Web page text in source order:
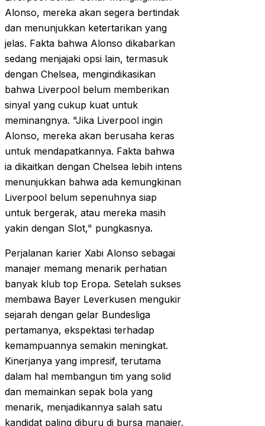
Alonso, mereka akan segera bertindak
dan menunjukkan ketertarikan yang
jelas. Fakta bahwa Alonso dikabarkan
sedang menjajaki opsi lain, termasuk
dengan Chelsea, mengindikasikan
bahwa Liverpool belum memberikan
sinyal yang cukup kuat untuk
meminangnya. "Jika Liverpool ingin
Alonso, mereka akan berusaha keras
untuk mendapatkannya. Fakta bahwa
ia dikaitkan dengan Chelsea lebih intens
menunjukkan bahwa ada kemungkinan
Liverpool belum sepenuhnya siap
untuk bergerak, atau mereka masih
yakin dengan Slot," pungkasnya.
Perjalanan karier Xabi Alonso sebagai
manajer memang menarik perhatian
banyak klub top Eropa. Setelah sukses
membawa Bayer Leverkusen mengukir
sejarah dengan gelar Bundesliga
pertamanya, ekspektasi terhadap
kemampuannya semakin meningkat.
Kinerjanya yang impresif, terutama
dalam hal membangun tim yang solid
dan memainkan sepak bola yang
menarik, menjadikannya salah satu
kandidat paling diburu di bursa manajer.